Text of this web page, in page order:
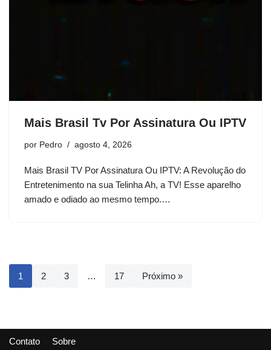
Mais Brasil Tv Por Assinatura Ou IPTV
por Pedro agosto 4, 2026
Mais Brasil TV Por Assinatura Ou IPTV: A Revolução do
Entretenimento na sua Telinha Ah, a TV! Esse aparelho
amado e odiado ao mesmo tempo.…
1 2 3 … 17 Próximo »
Contato Sobre